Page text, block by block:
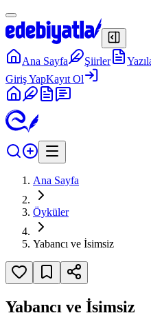
Ana Sayfa Şiirler
Giriş YapKayıt Ol
Ana Sayfa
Öyküler
Yabancı ve İsimsiz
Yabancı ve İsimsiz